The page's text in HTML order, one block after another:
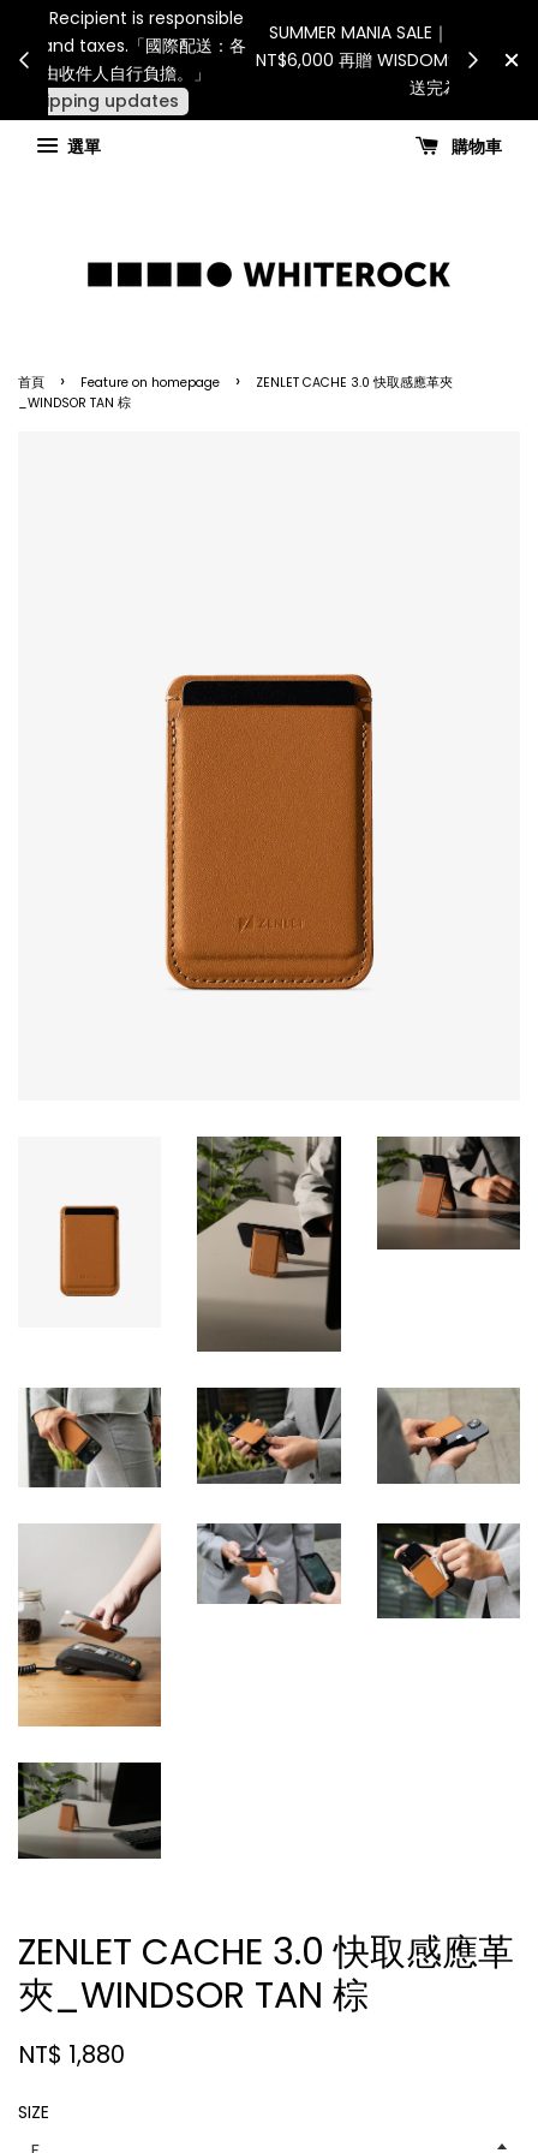
連假期間宅配服務將暫停配送。 如遇假日、天災或其
他不可抗力因素，出貨安排可能調整，敬請見諒
查看國內宅配最新公告
for all
國
選單
購物車
首頁 › Feature on homepage ›
ZENLET CACHE 3.0 快取感應革夾
_WINDSOR TAN 棕
ZENLET CACHE 3.0 快取感應革
夾_WINDSOR TAN 棕
NT$ 1,880
SIZE